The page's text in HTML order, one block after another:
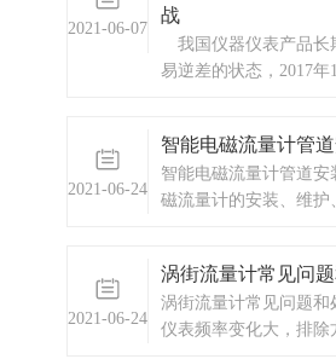
及承接电气自动化项目
2021-06-07
战
我国仪器仪表产品长
易逆差的状态，2017年
国31个省市仪器仪表行
为438.71亿美元，增幅
我国进口
2021-06-24
智能电磁流量计管
智能电磁流量计管道安
磁流量计的安装、维护
设备高温辐射的场所3
室内，如安装在室外，
射，必要时请安装防晒
2021-06-24
涡街流量计常见问
涡街流量计常见问题和
仪表频率变化大，排除